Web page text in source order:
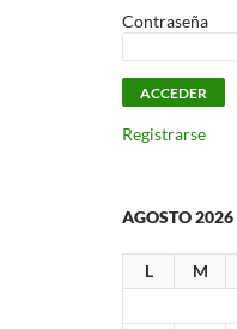
Contraseña
Registrarse
AGOSTO 2026
L M